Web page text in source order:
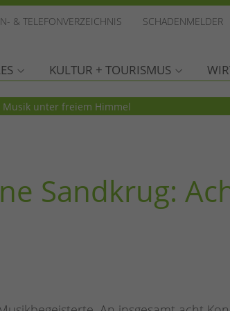
& TELEFONVERZEICHNIS SCHADENMELDER
KULTUR + TOURISMUS
unter freiem Himmel
Sandkrug: